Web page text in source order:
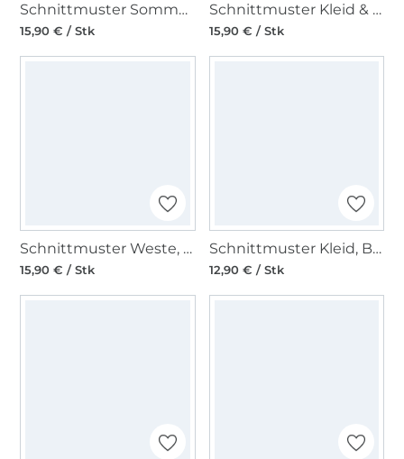
Schnittmuster Sommer-Tunika & Trägerkleid, Burda 7390
15,90 € / Stk
Schnittmuster Kleid & Haube Mittelalter, Burda 7468
15,90 € / Stk
Schnittmuster Weste, Burda 7769
15,90 € / Stk
Schnittmuster Kleid, Burda 9197
12,90 € / Stk